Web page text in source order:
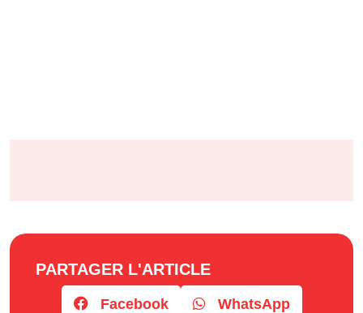
PARTAGER L'ARTICLE
Facebook WhatsApp